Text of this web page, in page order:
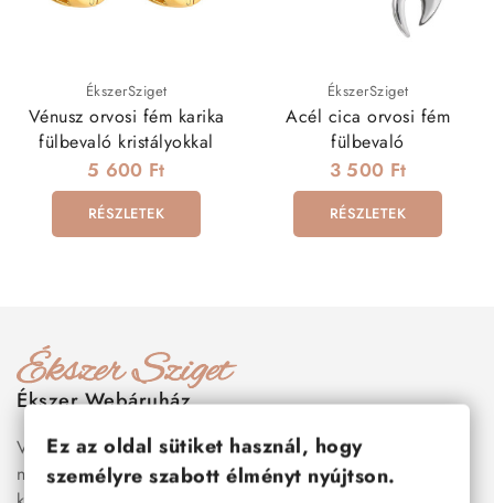
ÉkszerSziget
Vénusz orvosi fém karika
fülbevaló kristályokkal
5 600 Ft
RÉSZLETEK
ÉkszerSziget
Acél cica orvosi fém
fülbevaló
3 500 Ft
RÉSZLETEK
Ékszer Webáruház
Válogass több száz prémium minőségű, stílusos és tartós
nemesacél ékszer és orvosi fém ékszer közül, amelyek
Ez az oldal sütiket használ, hogy
személyre szabott élményt nyújtson.